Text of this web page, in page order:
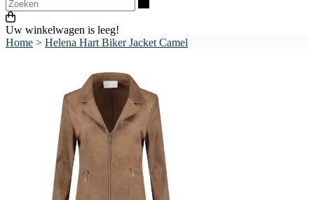
Uw winkelwagen is leeg!
Home > Helena Hart Biker Jacket Camel